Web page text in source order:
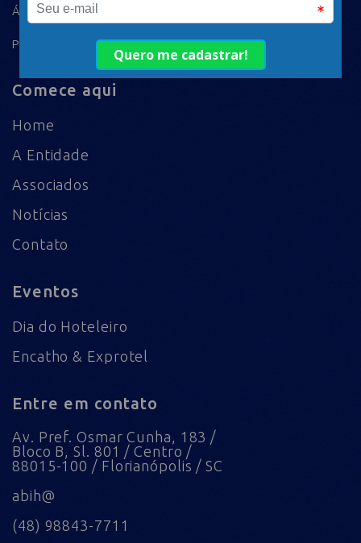
ÁREA DO ASSOCIADO
POLÍTICA DE PRIVACIDADE
Comece aqui
Home
A Entidade
Associados
Notícias
Contato
Eventos
Dia do Hoteleiro
Encatho & Exprotel
Entre em contato
Av. Pref. Osmar Cunha, 183 /
Bloco B, Sl. 801 / Centro /
88015-100 / Florianópolis / SC
abih@
(48) 98843-7711